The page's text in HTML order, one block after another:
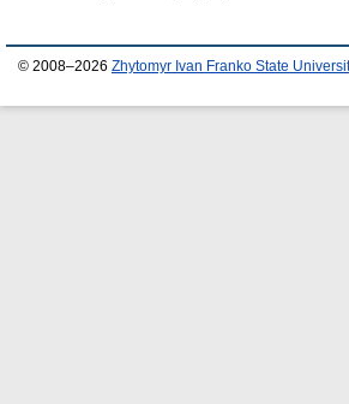
© 2008–2026 Zhytomyr Ivan Franko State